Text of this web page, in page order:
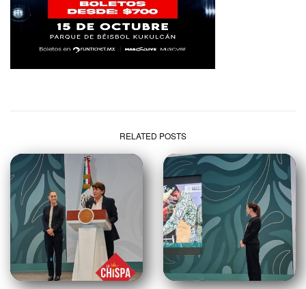
RELATED POSTS